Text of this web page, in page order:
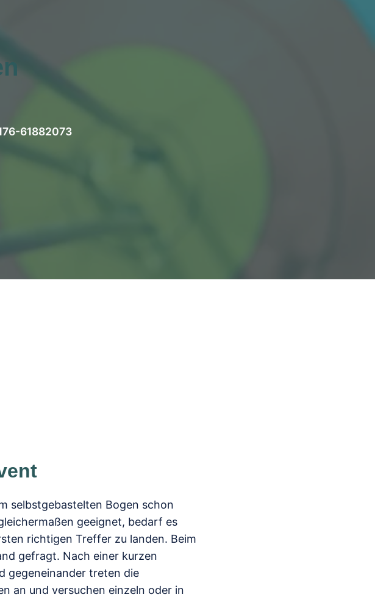
61882073
selbstgebastelten Bogen schon
geeignet, bedarf es
richtigen Treffer zu landen. Beim
gefragt. Nach einer kurzen
gegeneinander treten die
an und versuchen einzeln oder in